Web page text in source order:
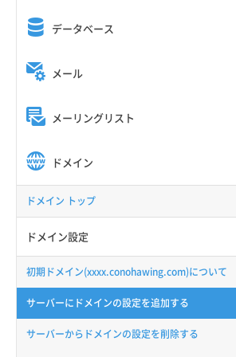
データベース
メール
メーリングリスト
ドメイン
ドメイン トップ
ドメイン設定
初期ドメイン(xxxx.conohawing.com)について
サーバーにドメインの設定を追加する
サーバーからドメインの設定を削除する